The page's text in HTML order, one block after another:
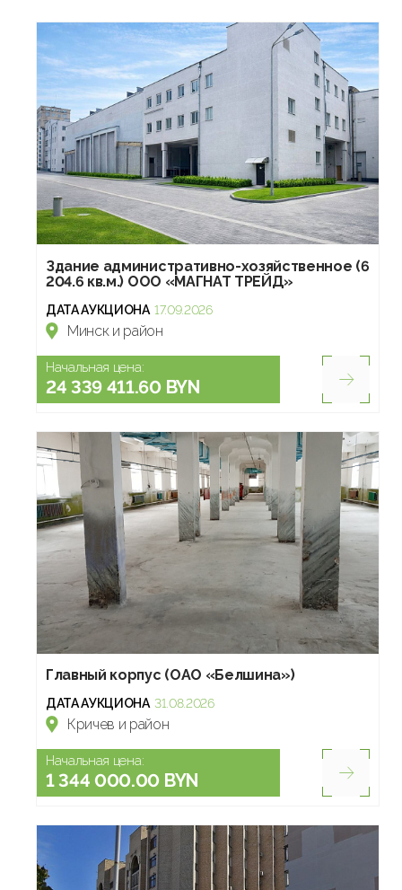
Здание административно-хозяйственное (6
204.6 кв.м.) ООО «МАГНАТ ТРЕЙД»
ДАТА АУКЦИОНА 17.09.2026
Минск и район
Начальная цена:
24 339 411.60 BYN
Главный корпус (ОАО «Белшина»)
ДАТА АУКЦИОНА 31.08.2026
Кричев и район
Начальная цена:
1 344 000.00 BYN